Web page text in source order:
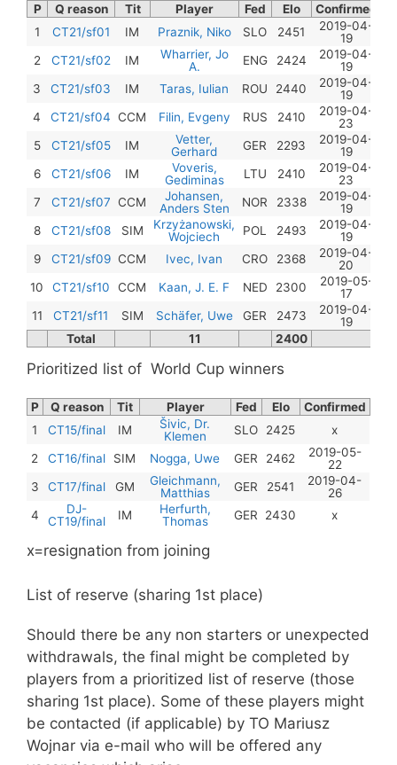
P Q reason Tit Player Fed Elo
Confirmed
1
CT21/sf01 IM Praznik, Niko SLO 2451
2019-04-
19
2
CT21/sf02 IM
Wharrier, Jo
A.
ENG 2424
2019-04-
19
3
CT21/sf03 IM Taras, Iulian ROU 2440
2019-04-
19
4
CT21/sf04 CCM Filin, Evgeny RUS 2410
2019-04-
23
5
CT21/sf05 IM
Vetter,
Gerhard
GER 2293
2019-04-
19
6
CT21/sf06 IM
Voveris,
Gediminas
LTU 2410
2019-04-
23
7
CT21/sf07 CCM
Johansen,
Anders Sten
NOR 2338
2019-04-
19
8
CT21/sf08 SIM
Krzyżanowski,
Wojciech
POL 2493
2019-04-
19
9
CT21/sf09 CCM Ivec, Ivan CRO 2368
2019-04-
20
10
CT21/sf10 CCM Kaan, J. E. F NED 2300
2019-05-
17
11
CT21/sf11 SIM Schäfer, Uwe GER 2473
2019-04-
19
Total
11 2400
Prioritized list of World Cup winners
P Q reason Tit Player Fed Elo
Confirmed
1
CT15/final IM
Šivic, Dr.
Klemen
SLO 2425
x
2
CT16/final SIM Nogga, Uwe GER 2462
2019-05-
22
3
CT17/final GM
Gleichmann,
Matthias
GER 2541
2019-04-
26
4
DJ-
CT19/final
IM
Herfurth,
Thomas
GER 2430 x
x=resignation from joining
List of reserve (sharing 1st place)
Should there be any non starters or unexpected
withdrawals, the final might be completed by
players from a prioritized list of reserve (those
sharing 1st place). Some of these players might
be contacted (if applicable) by TO Mariusz
Wojnar via e-mail who will be offered any